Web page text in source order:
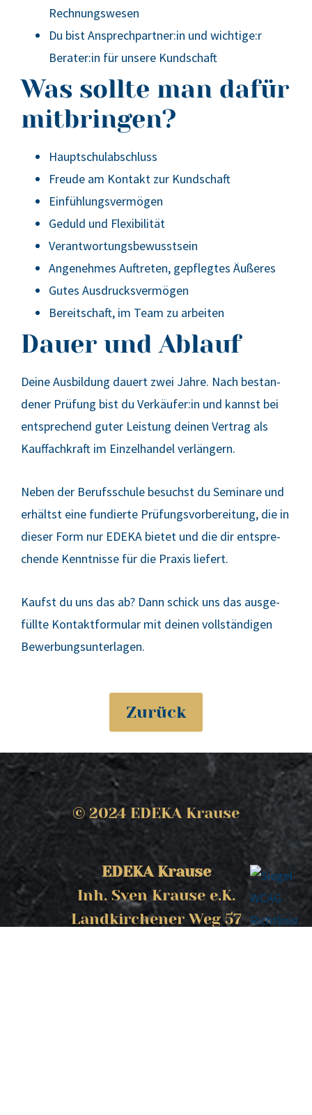
Rech­nungs­we­sen
Du bist Ansprechpartner:in und wichtige:r
Berater:in für unse­re Kund­schaft
Was sollte man dafür
mitbringen?
Haupt­schul­ab­schluss
Freu­de am Kon­takt zur Kund­schaft
Ein­füh­lungs­ver­mö­gen
Geduld und Fle­xi­bi­li­tät
Ver­ant­wor­tungs­be­wusst­sein
Ange­neh­mes Auf­tre­ten, gepfleg­tes Äuße­res
Gutes Aus­drucks­ver­mö­gen
Bereit­schaft, im Team zu arbei­ten
Dauer und Ablauf
Dei­ne Aus­bil­dung dau­ert zwei Jah­re. Nach bestan­
de­ner Prü­fung bist du Verkäufer:in und kannst bei
ent­spre­chend guter Leis­tung dei­nen Ver­trag als
Kauf­fach­kraft im Ein­zel­han­del ver­län­gern.
Neben der Berufs­schu­le besuchst du Semi­na­re und
erhältst eine fun­dier­te Prü­fungs­vor­be­rei­tung, die in
die­ser Form nur EDEKA bie­tet und die dir ent­spre­
chen­de Kennt­nis­se für die Pra­xis lie­fert.
Kaufst du uns das ab? Dann schick uns das aus­ge­
füll­te Kon­takt­for­mu­lar mit dei­nen voll­stän­di­gen
Bewer­bungs­un­ter­la­gen.
Zurück
© 2024 EDEKA Krause
EDEKA Krause
Inh. Sven Krause e.K.
Landkirchener Weg 57